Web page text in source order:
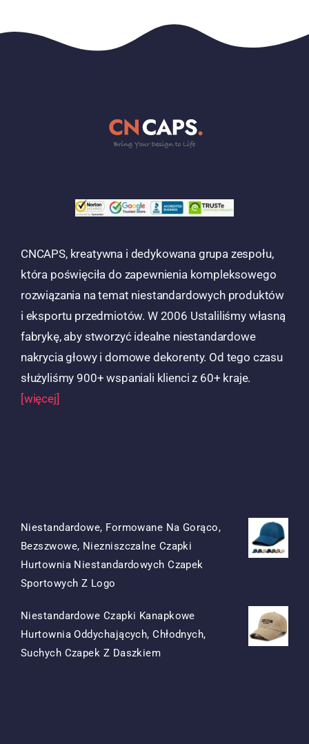
CNCAPS, kreatywna i dedykowana grupa zespołu,
która poświęciła do zapewnienia kompleksowego
rozwiązania na temat niestandardowych produktów
i eksportu przedmiotów. W 2006 Ustaliliśmy własną
fabrykę, aby stworzyć idealne niestandardowe
nakrycia głowy i domowe dekorenty. Od tego czasu
służyliśmy 900+ wspaniali klienci z 60+ kraje.
[więcej]
Niestandardowe, Formowane Na Gorąco,
Bezszwowe, Niezniszczalne Czapki
Hurtownia Niestandardowych Czapek
Sportowych Z Logo
Była:
$15.50.
To:
$7.50.
Niestandardowe Czapki Kanapkowe
Hurtownia Oddychających, Chłodnych,
Suchych Czapek Z DaszkiemOryginalna
Obecna